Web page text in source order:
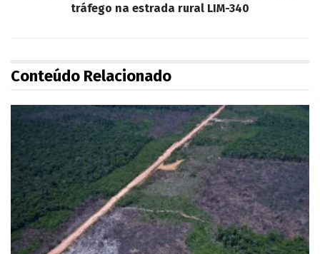
tráfego na estrada rural LIM-340
Conteúdo Relacionado